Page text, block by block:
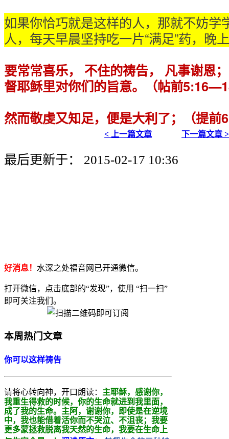
如果你恰巧就是这样的人，那就不妨学
人，每天早晨坚持吃一片“满足”药，晚
要常常喜乐， 不住的祷告， 凡事谢恩
督耶稣里对你们的旨意。（帖前
然而敬虔又知足，便是大利了；（提前
< 上一篇文章 下一篇文章 >
最后更新于： 2015-02-17 10:36
好消息！ 水深之处福音网已开通微信。
打开微信，点击底部的“发现”，使用 “扫一扫”
即可关注我们。
本周热门文章
你可以这样祷告
请将心转向神，开口朗读： 主耶稣，感谢你，
我重生得救的时候，你的生命就进到我里面，
成了我的生命。主阿， 谢谢你，即使是在逆境
中，我也能借着活你而不哭泣、不沮丧；我要
更多蒙拯救脱离我天然的生命，我要在生命上